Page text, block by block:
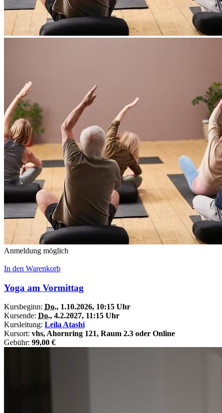
Anmeldung möglich
In den Warenkorb
Yoga am Vormittag
Kursbeginn: Do., 1.10.2026, 10:15 Uhr
Kursende: Do., 4.2.2027, 11:15 Uhr
Kursleitung: Leila Atashi
Kursort: vhs, Ahornring 121, Raum 2.3 oder Online
Gebühr: 99,00 €